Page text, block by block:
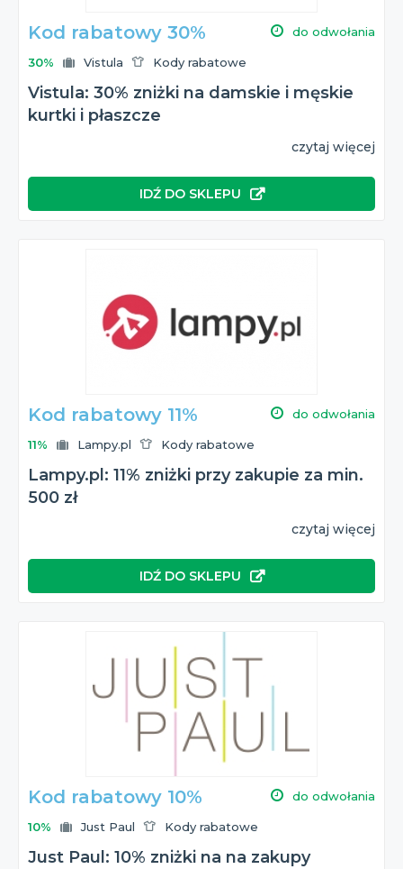
Kod rabatowy 30% do odwołania
30% Vistula Kody rabatowe
Vistula: 30% zniżki na damskie i męskie
kurtki i płaszcze
czytaj więcej
IDŹ DO SKLEPU
Kod rabatowy 11% do odwołania
11% Lampy.pl Kody rabatowe
Lampy.pl: 11% zniżki przy zakupie za min.
500 zł
czytaj więcej
IDŹ DO SKLEPU
Kod rabatowy 10% do odwołania
10% Just Paul Kody rabatowe
Just Paul: 10% zniżki na na zakupy